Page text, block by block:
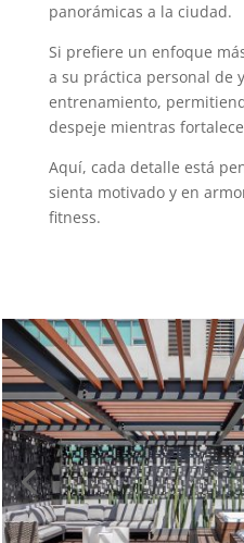
panorámicas a la ciudad.
Si prefiere un enfoque
a su práctica personal de
entrenamiento,
despeje mientras
Aquí, cada detalle está
sienta motivado y en
fitness.